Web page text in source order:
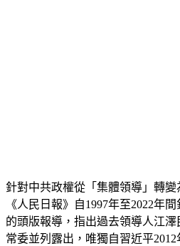
《人民日報》自1997年至2022年
的頭版報導，指出過去領導人江
常委並列露出，唯獨自習近平
張，幾乎獨占整個版面，形同「